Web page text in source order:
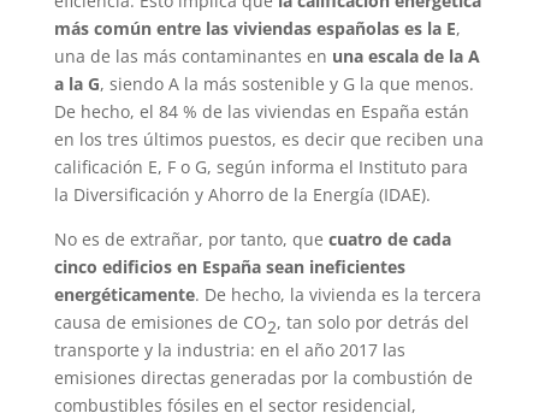
más común entre las viviendas españolas es la E,
una de las más contaminantes en una escala de la A
a la G, siendo A la más sostenible y G la que menos.
De hecho, el 84 % de las viviendas en España están
en los tres últimos puestos, es decir que reciben una
calificación E, F o G, según informa el Instituto para
la Diversificación y Ahorro de la Energía (IDAE).
No es de extrañar, por tanto, que cuatro de cada
cinco edificios en España sean ineficientes
energéticamente. De hecho, la vivienda es la tercera
causa de emisiones de CO2, tan solo por detrás del
transporte y la industria: en el año 2017 las
emisiones directas generadas por la combustión de
combustibles fósiles en el sector residencial,